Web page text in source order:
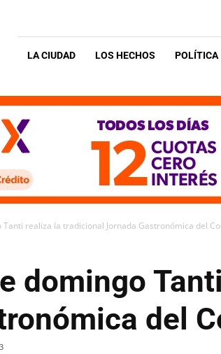
LA CIUDAD LOS HECHOS POLÍTICA
Tanti realiza la tradicional Jornada Gastronómica del
domingo
del